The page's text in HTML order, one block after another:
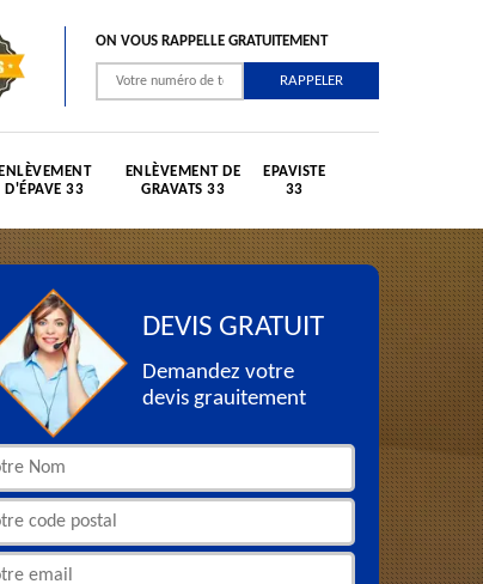
ON VOUS RAPPELLE GRATUITEMENT
ENLÈVEMENT
D'ÉPAVE 33
ENLÈVEMENT DE
GRAVATS 33
EPAVISTE
33
DEVIS GRATUIT
Demandez votre
devis grauitement